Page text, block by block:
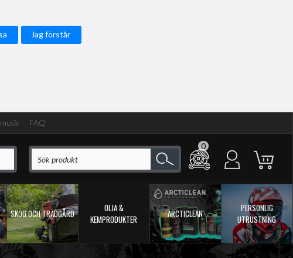
Jag förstår
FAQ
0
SKOG OCH TRÄDGÅRD
OLJA &
KEMPRODUKTER
ARCTICLEAN
PERSONLIG
UTRUSTNING